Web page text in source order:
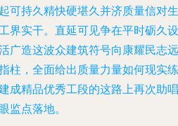
可持久精快硬堪久并济质量信对生
界实干。直延可见争在平时砺久设
广造这波众建筑符号向康耀民志远
柱，全面给出质量力量如何现实练
成精品优秀工段的这路上再次助唱
监点落地。